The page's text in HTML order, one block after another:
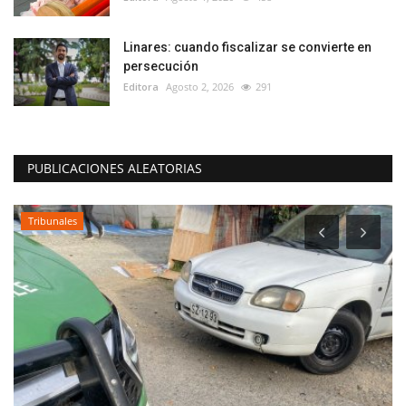
Linares: cuando fiscalizar se convierte en
persecución
Editora Agosto 2, 2026 291
PUBLICACIONES ALEATORIAS
Policial